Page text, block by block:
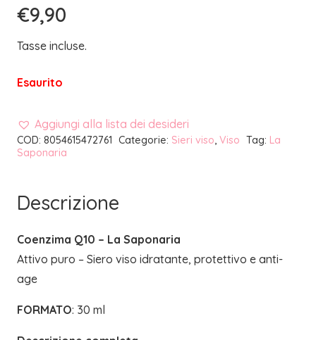
€9,90
Tasse incluse.
Esaurito
Aggiungi alla lista dei desideri
COD: 8054615472761 Categorie: Sieri viso Viso Tag: La
Saponaria
Descrizione
Coenzima Q10 – La Saponaria
Attivo puro – Siero viso idratante, protettivo e anti-
age
FORMATO: 30 ml